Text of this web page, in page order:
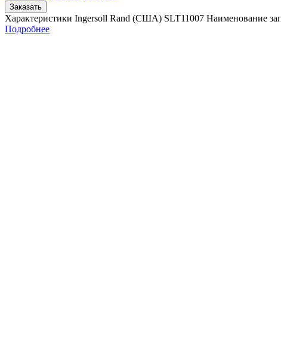
Заказать
Характеристики Ingersoll Rand (США) SLT11007 Наименование
Подробнее